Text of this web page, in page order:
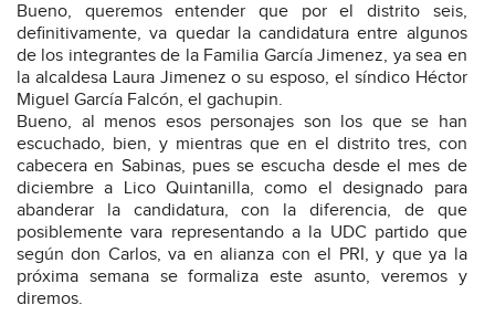
Bueno, queremos entender que por el distrito seis,
definitivamente, va quedar la candidatura entre algunos
de los integrantes de la Familia García Jimenez, ya sea en
la alcaldesa Laura Jimenez o su esposo, el síndico Héctor
Miguel García Falcón, el gachupin.
Bueno, al menos esos personajes son los que se han
escuchado, bien, y mientras que en el distrito tres, con
cabecera en Sabinas, pues se escucha desde el mes de
diciembre a Lico Quintanilla, como el designado para
abanderar la candidatura, con la diferencia, de que
posiblemente vara representando a la UDC partido que
según don Carlos, va en alianza con el PRI, y que ya la
próxima semana se formaliza este asunto, veremos y
diremos.